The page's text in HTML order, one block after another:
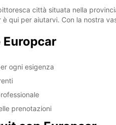
città situata nella
è qui per aiutarvi. Con la nostra
Europcar
ogni esigenza
prenotazioni